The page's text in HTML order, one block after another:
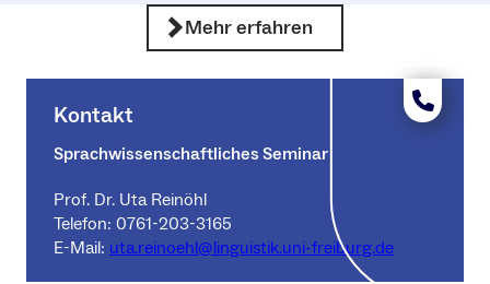
Mehr erfahren
Kontakt
Sprachwissenschaftliches Seminar
Prof. Dr. Uta Reinöhl
Telefon: 0761-203-3165
E-Mail: uta.reinoehl@linguistik.uni-freiburg.de